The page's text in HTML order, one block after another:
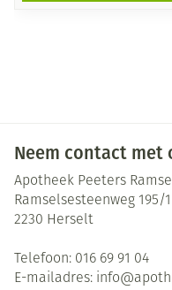
Neem contact met
Apotheek Peeters
Ramselsesteenweg 195/1
2230 Herselt
Telefoon: 016 69 91 04
E-mailadres: info@